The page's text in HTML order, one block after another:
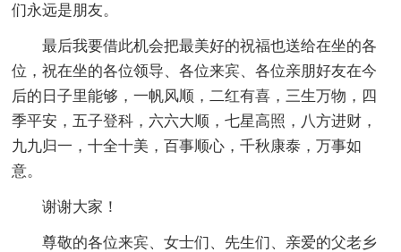
们永远是朋友。
最后我要借此机会把最美好的祝福也送给在坐的各
位，祝在坐的各位领导、各位来宾、各位亲朋好友在今
后的日子里能够，一帆风顺，二红有喜，三生万物，四
季平安，五子登科，六六大顺，七星高照，八方进财，
九九归一，十全十美，百事顺心，千秋康泰，万事如
意。
谢谢大家！
尊敬的各位来宾、女士们、先生们、亲爱的父老乡